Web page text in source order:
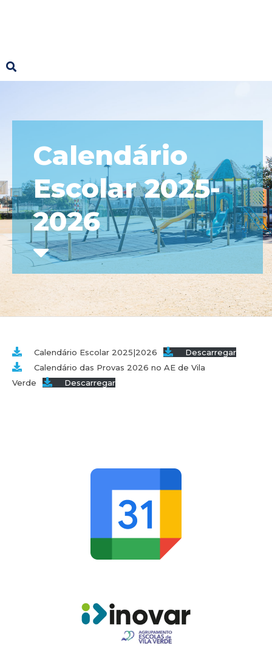
Calendário
Escolar 2025-
2026
Calendário Escolar 2025|2026
Descarregar
Calendário das Provas 2026 no AE de Vila
Verde
Descarregar